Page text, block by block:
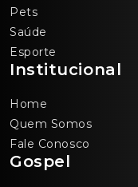
Pets
Saúde
Esporte
Institucional
Home
Quem Somos
Fale Conosco
Gospel